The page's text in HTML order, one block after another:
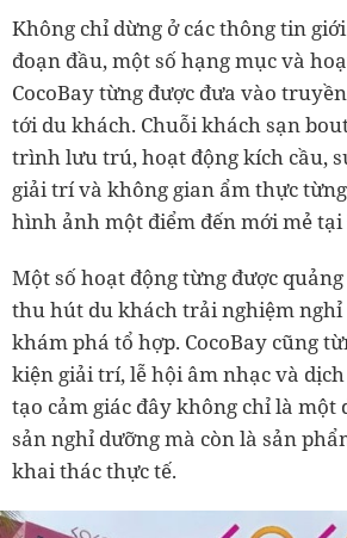
Không chỉ dừng ở các thông tin
đoạn đầu, một số hạng mục và
CocoBay từng được đưa vào
tới du khách. Chuỗi khách sạn
trình lưu trú, hoạt động kích cầu,
giải trí và không gian ẩm thực
hình ảnh một điểm đến mới mẻ tại
Một số hoạt động từng được
thu hút du khách trải nghiệm nghỉ
khám phá tổ hợp. CocoBay cũng
kiện giải trí, lễ hội âm nhạc và
tạo cảm giác đây không chỉ là một
sản nghỉ dưỡng mà còn là sản
khai thác thực tế.